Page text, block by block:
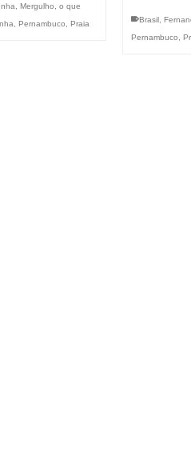
Mergulho
o que
Pernambuco Praia Brasil,
Pernambuco